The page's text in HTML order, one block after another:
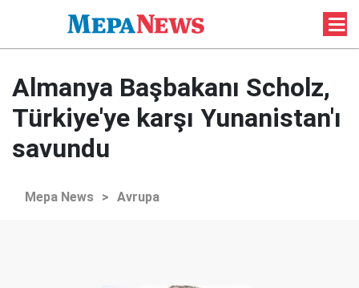
Almanya Başbakanı Scholz,
Türkiye'ye karşı Yunanistan'ı
savundu
Mepa News > Avrupa